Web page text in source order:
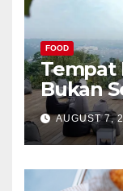
FOOD
Tempat
Bukan
AUGUST 7,